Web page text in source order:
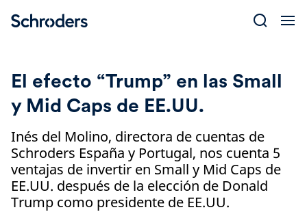
El efecto “Trump” en las Small
y Mid Caps de EE.UU.
Inés del Molino, directora de cuentas de
Schroders España y Portugal, nos cuenta 5
ventajas de invertir en Small y Mid Caps de
EE.UU. después de la elección de Donald
Trump como presidente de EE.UU.